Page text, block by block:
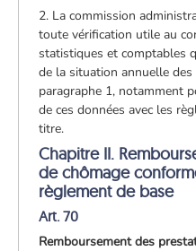
2. La commission
toute vérification utile au
statistiques et comptables
de la situation annuelle des
paragraphe 1, notamment
de ces données avec les
titre.
Chapitre II.
de chômage
règlement de base
Art. 70
Remboursement des